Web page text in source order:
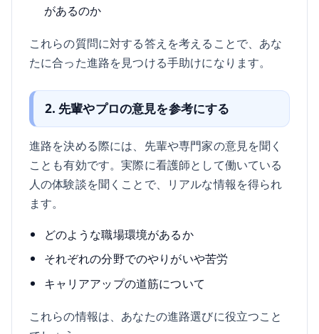
があるのか
これらの質問に対する答えを考えることで、あな
たに合った進路を見つける手助けになります。
2. 先輩やプロの意見を参考にする
進路を決める際には、先輩や専門家の意見を聞く
ことも有効です。実際に看護師として働いている
人の体験談を聞くことで、リアルな情報を得られ
ます。
どのような職場環境があるか
それぞれの分野でのやりがいや苦労
キャリアアップの道筋について
これらの情報は、あなたの進路選びに役立つこと